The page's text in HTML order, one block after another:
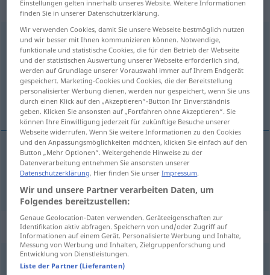
„Ehrenwort“: Neutrum
Ehrenwortn <Ehrenwort(e)s;Ehrenworte>
Übersicht aller Übersetzungen
(Für mehr Details die Übersetzung anklicken/antippen)
palabra de honor
palabrafdehonor Ehrenwort
Synonyme für "Ehrenwort"
Gelöbnis,Verpflichtung,Gelübde
Einstellungen gelten innerhalb unseres Website. Weitere Informationen
finden Sie in unserer Datenschutzerklärung.
Wir verwenden Cookies, damit Sie unsere Webseite bestmöglich nutzen
und wir besser mit Ihnen kommunizieren können. Notwendige,
funktionale und statistische Cookies, die für den Betrieb der Webseite
und der statistischen Auswertung unserer Webseite erforderlich sind,
werden auf Grundlage unserer Vorauswahl immer auf Ihrem Endgerät
gespeichert. Marketing-Cookies und Cookies, die der Bereitstellung
personalisierter Werbung dienen, werden nur gespeichert, wenn Sie uns
durch einen Klick auf den „Akzeptieren“-Button Ihr Einverständnis
geben. Klicken Sie ansonsten auf „Fortfahren ohne Akzeptieren“. Sie
können Ihre Einwilligung jederzeit für zukünftige Besuche unserer
Webseite widerrufen. Wenn Sie weitere Informationen zu den Cookies
und den Anpassungsmöglichkeiten möchten, klicken Sie einfach auf den
Button „Mehr Optionen“. Weitergehende Hinweise zu der
Datenverarbeitung entnehmen Sie ansonsten unserer
Datenschutzerklärung. Hier finden Sie unserImpressum.
Wir und unsere Partner verarbeiten Daten, um
Folgendes bereitzustellen:
Genaue Geolocation-Daten verwenden. Geräteeigenschaften zur
Identifikation aktiv abfragen. Speichern von und/oder Zugriff auf
Informationen auf einem Gerät. Personalisierte Werbung und Inhalte,
Messung von Werbung und Inhalten, Zielgruppenforschung und
Entwicklung von Dienstleistungen.
Liste der Partner (Lieferanten)